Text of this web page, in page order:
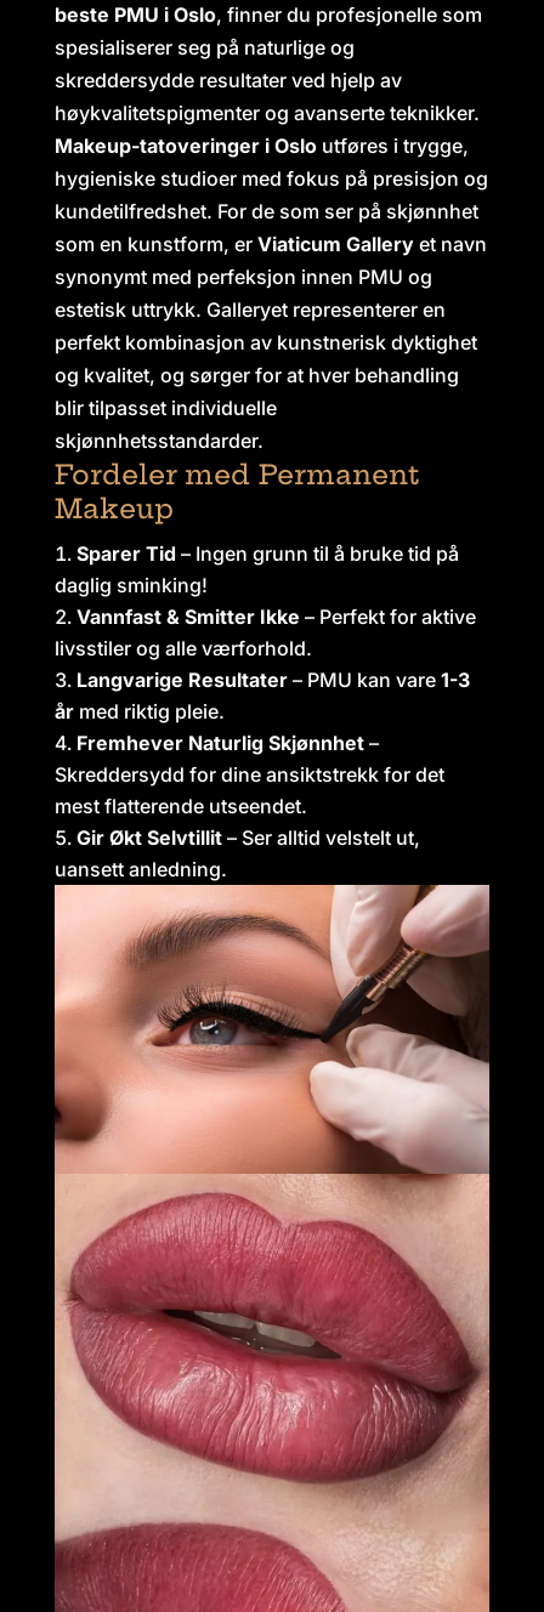
beste PMU i Oslo, finner du profesjonelle som
spesialiserer seg på naturlige og
skreddersydde resultater ved hjelp av
høykvalitetspigmenter og avanserte teknikker.
Makeup-tatoveringer i Osloutføres i trygge,
hygieniske studioer med fokus på presisjon og
kundetilfredshet. For de som ser på skjønnhet
som en kunstform, er Viaticum Galleryet navn
synonymt med perfeksjon innen PMU og
estetisk uttrykk. Galleryet representerer en
perfekt kombinasjon av kunstnerisk dyktighet
og kvalitet, og sørger for at hver behandling
blir tilpasset individuelle
skjønnhetsstandarder.
Fordeler med Permanent
Makeup
Sparer Tid– Ingen grunn til å bruke tid på
daglig sminking!
Vannfast & Smitter Ikke – Perfekt for aktive
livsstiler og alle værforhold.
Langvarige Resultater– PMU kan vare 1-3
årmed riktig pleie.
Fremhever Naturlig Skjønnhet–
Skreddersydd for dine ansiktstrekk for det
mest flatterende utseendet.
Gir Økt Selvtillit– Ser alltid velstelt ut,
uansett anledning.